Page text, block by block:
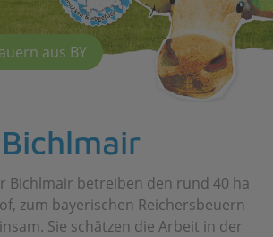
aus BY
Bichlmair betreiben den rund 40 ha
zum bayerischen Reichersbeuern
Sie schätzen die Arbeit in der